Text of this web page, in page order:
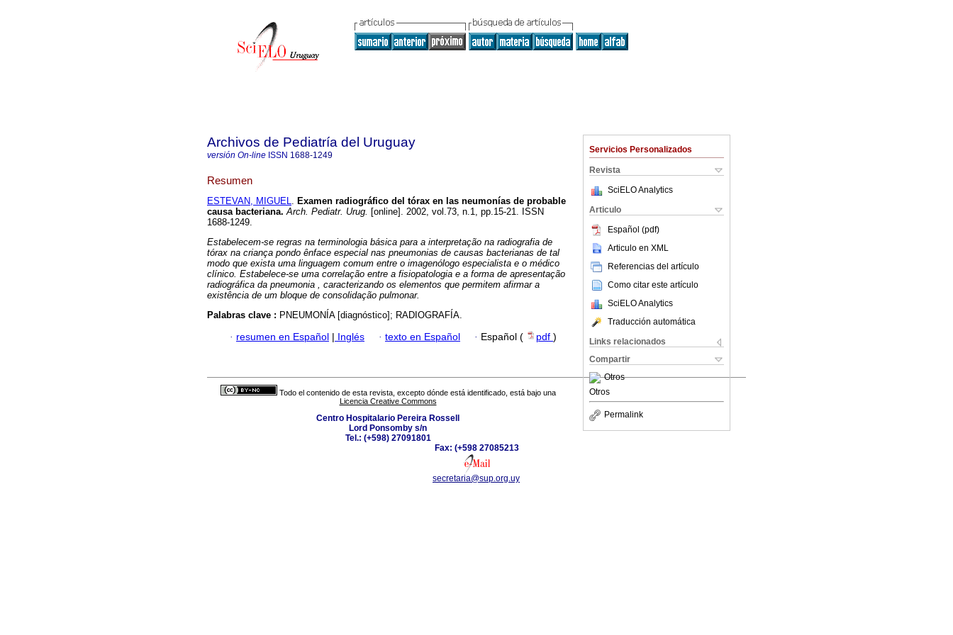
Servicios Personalizados
Revista
SciELO Analytics
Articulo
Español (pdf)
Articulo en XML
Referencias del artículo
Como citar este artículo
SciELO Analytics
Traducción automática
Links relacionados
Compartir
Otros
Otros
Permalink
Archivos de Pediatría del Uruguay
versión On-line ISSN 1688-1249
Resumen
ESTEVAN, MIGUEL. Examen radiográfico del tórax en las neumonías de probable
causa bacteriana. Arch. Pediatr. Urug. [online]. 2002, vol.73, n.1, pp.15-21. ISSN
1688-1249.
Estabelecem-se regras na terminologia básica para a interpretação na radiografia de
tórax na criança pondo ênface especial nas pneumonias de causas bacterianas de tal
modo que exista uma linguagem comum entre o imagenólogo especialista e o médico
clínico. Estabelece-se uma correlação entre a fisiopatologia e a forma de apresentação
radiográfica da pneumonia , caracterizando os elementos que permitem afirmar a
existência de um bloque de consolidação pulmonar.
Palabras clave : PNEUMONÍA [diagnóstico]; RADIOGRAFÍA.
· resumen en Español | Inglés · texto en Español · Español ( pdf )
Todo el contenido de esta revista, excepto dónde está identificado, está bajo una
Licencia Creative Commons
Centro Hospitalario Pereira Rossell
Lord Ponsomby s/n
Tel.: (+598) 27091801
Fax: (+598 27085213
secretaria@sup.org.uy